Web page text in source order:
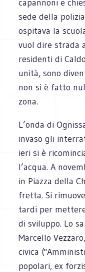
capannoni e
sede della
ospitava la
vuol dire strada
residenti di
unità, sono
non si è fatto
zona.
L’onda di
invaso gli
ieri si è
l’acqua. A
in Piazza della
fretta. Si
tardi per
di sviluppo. Lo
Marcello
civica
popolari, ex